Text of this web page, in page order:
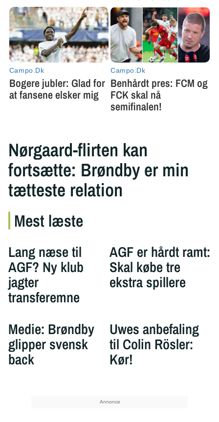
Nørgaard-flirten kan
fortsætte: Brøndby er min
tætteste relation
Mest læste
Lang næse til
AGF? Ny klub
jagter
transferemne
AGF er hårdt ramt:
Skal købe tre
ekstra spillere
Medie: Brøndby
glipper svensk
back
Uwes anbefaling
til Colin Rösler:
Kør!